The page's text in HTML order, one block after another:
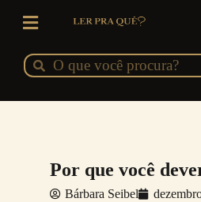
conteúdo
Pesquisar
Pesquisar
Por que você
Bárbara Seibel